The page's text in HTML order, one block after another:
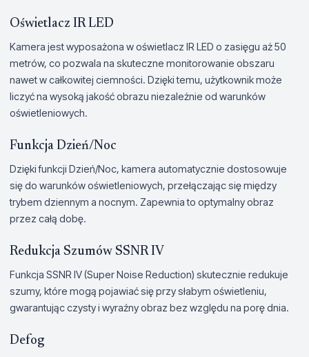
Oświetlacz IR LED
Kamera jest wyposażona w oświetlacz IR LED o zasięgu aż 50
metrów, co pozwala na skuteczne monitorowanie obszaru
nawet w całkowitej ciemności. Dzięki temu, użytkownik może
liczyć na wysoką jakość obrazu niezależnie od warunków
oświetleniowych.
Funkcja Dzień/Noc
Dzięki funkcji Dzień/Noc, kamera automatycznie dostosowuje
się do warunków oświetleniowych, przełączając się między
trybem dziennym a nocnym. Zapewnia to optymalny obraz
przez całą dobę.
Redukcja Szumów SSNR IV
Funkcja SSNR IV (Super Noise Reduction) skutecznie redukuje
szumy, które mogą pojawiać się przy słabym oświetleniu,
gwarantując czysty i wyraźny obraz bez względu na porę dnia.
Defog